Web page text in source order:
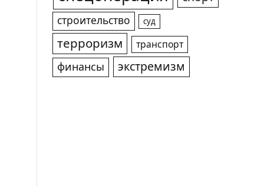
строительство суд
терроризм транспорт
финансы экстремизм